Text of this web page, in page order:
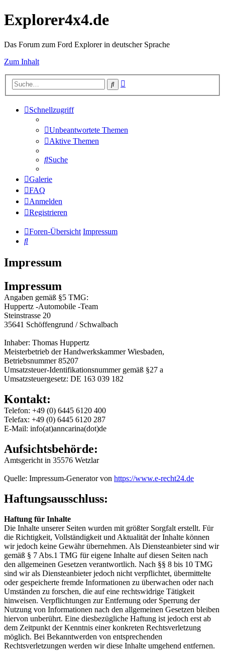
Explorer4x4.de
Das Forum zum Ford Explorer in deutscher Sprache
Zum Inhalt
Suche
Schnellzugriff
Unbeantwortete Themen
Aktive Themen
Suche
Galerie
FAQ
Anmelden
Registrieren
Foren-Übersicht Impressum
Suche
Impressum
Impressum
Angaben gemäß §5 TMG:
Huppertz -Automobile -Team
Steinstrasse 20
35641 Schöffengrund / Schwalbach
Inhaber: Thomas Huppertz
Meisterbetrieb der Handwerkskammer Wiesbaden,
Betriebsnummer 85207
Umsatzsteuer-Identifikationsnummer gemäß §27 a
Umsatzsteuergesetz: DE 163 039 182
Kontakt:
Telefon: +49 (0) 6445 6120 400
Telefax: +49 (0) 6445 6120 287
E-Mail: info(at)anncarina(dot)de
Aufsichtsbehörde:
Amtsgericht in 35576 Wetzlar
Quelle: Impressum-Generator von https://www.e-recht24.de
Haftungsausschluss:
Haftung für Inhalte
Die Inhalte unserer Seiten wurden mit größter Sorgfalt erstellt. Für
die Richtigkeit, Vollständigkeit und Aktualität der Inhalte können
wir jedoch keine Gewähr übernehmen. Als Diensteanbieter sind wir
gemäß § 7 Abs.1 TMG für eigene Inhalte auf diesen Seiten nach
den allgemeinen Gesetzen verantwortlich. Nach §§ 8 bis 10 TMG
sind wir als Diensteanbieter jedoch nicht verpflichtet, übermittelte
oder gespeicherte fremde Informationen zu überwachen oder nach
Umständen zu forschen, die auf eine rechtswidrige Tätigkeit
hinweisen. Verpflichtungen zur Entfernung oder Sperrung der
Nutzung von Informationen nach den allgemeinen Gesetzen bleiben
hiervon unberührt. Eine diesbezügliche Haftung ist jedoch erst ab
dem Zeitpunkt der Kenntnis einer konkreten Rechtsverletzung
möglich. Bei Bekanntwerden von entsprechenden
Rechtsverletzungen werden wir diese Inhalte umgehend entfernen.